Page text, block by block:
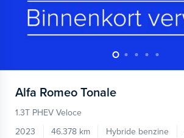
Alfa Romeo Tonale
1.3T PHEV Veloce
2023
46.378 km Hybride benzine